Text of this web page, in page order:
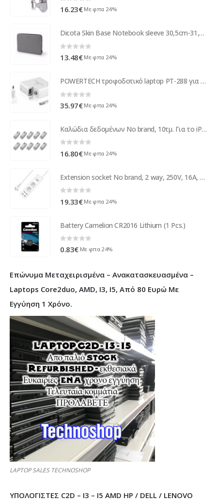
0 out of 5
16.23€ Με φπα 24%
Dicota Skin Base Notebook sleeve 30,5cm-31,8cm 12-12,5 grey D31289
0 out of 5
13.48€ Με φπα 24%
POWERTECH τροφοδοτικό laptop PT-288 για Apple, 60W, 16.5V/3.65A, λευκό
35.97€ Με φπα 24%
Καλώδια δεδομένων No brand, 10τμ. Για το iPhone 5/6/7, 1,0m, λευκό – 14854
16.80€ Με φπα 24%
Extension socket No brand, 2 way, 250V, 16A, Cable, 1.5m., 4 x USB F, With switch, White - 17883
19.33€ Με φπα 24%
Battery Camelion CR2016 Lithium (1 Pcs.)
0 out of 5
0.83€ Με φπα 24%
Επώνυμα Μεταχειρισμένα – Ανακατασκευασμένα –
Laptops Core2duo, AMD, I3, I5, Από 80 Ευρώ Με
Εγγύηση 1 Χρόνο.
LAPTOP SALES TECHNOSHOP
ΥΠΟΛΟΓΙΣΤΕΣ C2D – I3 – I5 AMD HP / DELL / LENOVO